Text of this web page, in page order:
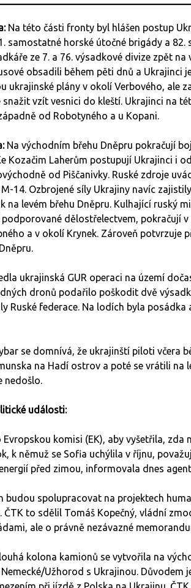
Na této části fronty byl hlášen postup
samostatné horské útočné brigády a
ze 7. a 76. výsadkové divize zpět
obsadili během pěti dnů a Ukrajinci
ukrajinské plány v okolí Verbového, ale
snažit vzít vesnici do kleští. Ukrajinci na
od Robotyného a u Kopani.
Na východním břehu Dněpru pokračují
Kozačim Laherům postupují Ukrajinci i
od Piščanivky. Ruské zdroje
14. Ozbrojené síly Ukrajiny navíc
na levém břehu Dněpru. Kulhající ruský
dělostřelectvem, pokračují
a v okolí Krynek. Zároveň potvrzuje
ukrajinská GUR operaci na území
dronů podařilo poškodit dvě
Ruské federace. Na lodích byla
se domnívá, že ukrajinští piloti včera
na Hadí ostrov a poté se vrátili na
nedošlo.
události:
komisi (EK), aby vyšetřila,
k němuž se Sofia uchýlila v říjnu,
před zimou, informovala dnes
budou spolupracovat na projektech
ČTK to sdělil Tomáš Kopečný, vládní
ale o právně nezávazné
kolona kamionů se vytvořila na
Užhorod s Ukrajinou. Důvodem